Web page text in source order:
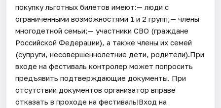
покупку льготных билетов имеют:— люди с
ограниченными возможностями 1 и 2 групп;— члены
многодетной семьи;— участники СВО (граждане
Российской Федерации), а также члены их семей
(супруги, несовершеннолетние дети, родители).При
входе на фестиваль контролер может попросить
предъявить подтверждающие документы. При
отсутствии документов организатор вправе
отказать в проходе на фестиваль!Вход на